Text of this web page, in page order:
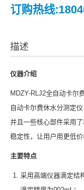
订购热线
描述
仪器介绍
MDZY-RLJ2全自动卡尔
自动卡尔费休水分测定
并且一些核心部件采用
稳定性，让用户用更低价
主要特点
采用高端仪器滴定结